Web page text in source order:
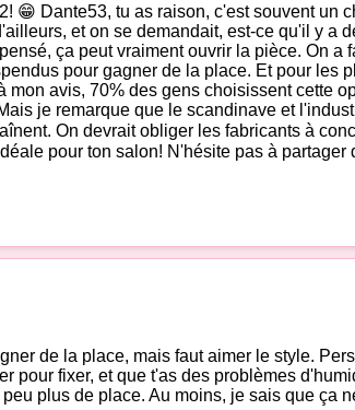
😁 Dante53, tu as raison, c'est souvent un
et on se demandait, est-ce qu'il y a
ça peut vraiment ouvrir la pièce. On
pour gagner de la place. Et pour les
avis, 70% des gens choisissent cette
je remarque que le scandinave et
On devrait obliger les fabricants à
pour ton salon! N'hésite pas à
de la place, mais faut aimer le style.
pour fixer, et que t'as des problèmes
plus de place. Au moins, je sais que ça